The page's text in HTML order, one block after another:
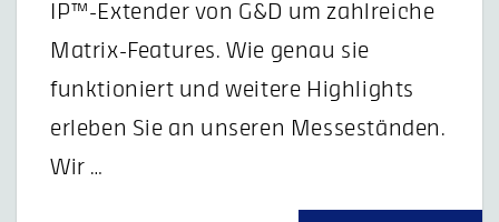
IP™-Extender von G&D um zahlreiche
Matrix-Features. Wie genau sie
funktioniert und weitere Highlights
erleben Sie an unseren Messeständen.
Wir …